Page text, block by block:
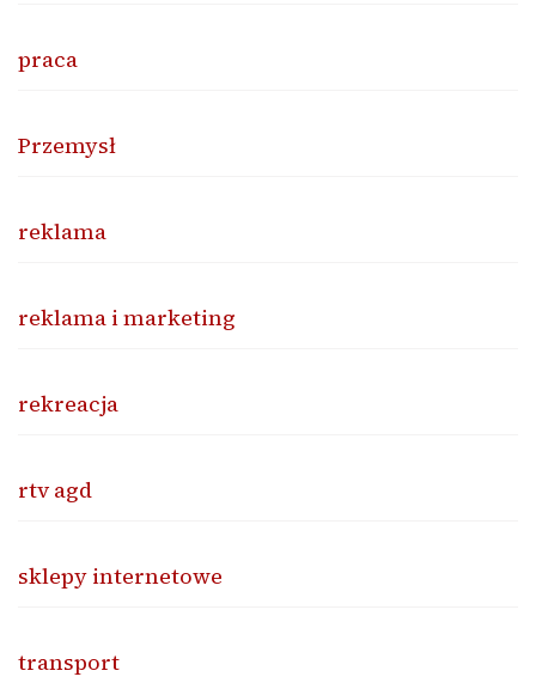
praca
Przemysł
reklama
reklama i marketing
rekreacja
rtv agd
sklepy internetowe
transport